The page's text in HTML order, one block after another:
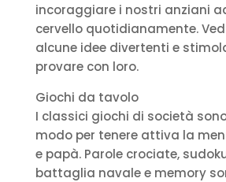
incoraggiare i nostri anziani
cervello quotidianamente.
alcune idee divertenti e
provare con loro.
Giochi da tavolo
I classici giochi di società
modo per tenere attiva la
e papà. Parole crociate,
battaglia navale e memory